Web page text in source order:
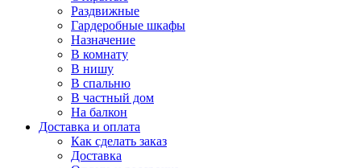
Раздвижные
Гардеробные шкафы
Назначение
В комнату
В нишу
В спальню
В частный дом
На балкон
Доставка и оплата
Как сделать заказ
Доставка